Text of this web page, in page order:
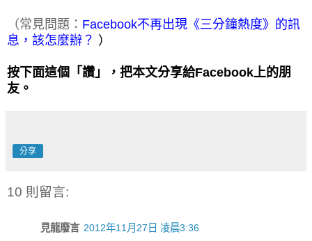
（常見問題： Facebook不再出現《三分鐘熱度》的訊
息，該怎麼辦？ ）
按下面這個「讚」，把本文分享給Facebook上的朋
友。
分享
10 則留言:
見龍廢言 2012年11月27日 凌晨3:36